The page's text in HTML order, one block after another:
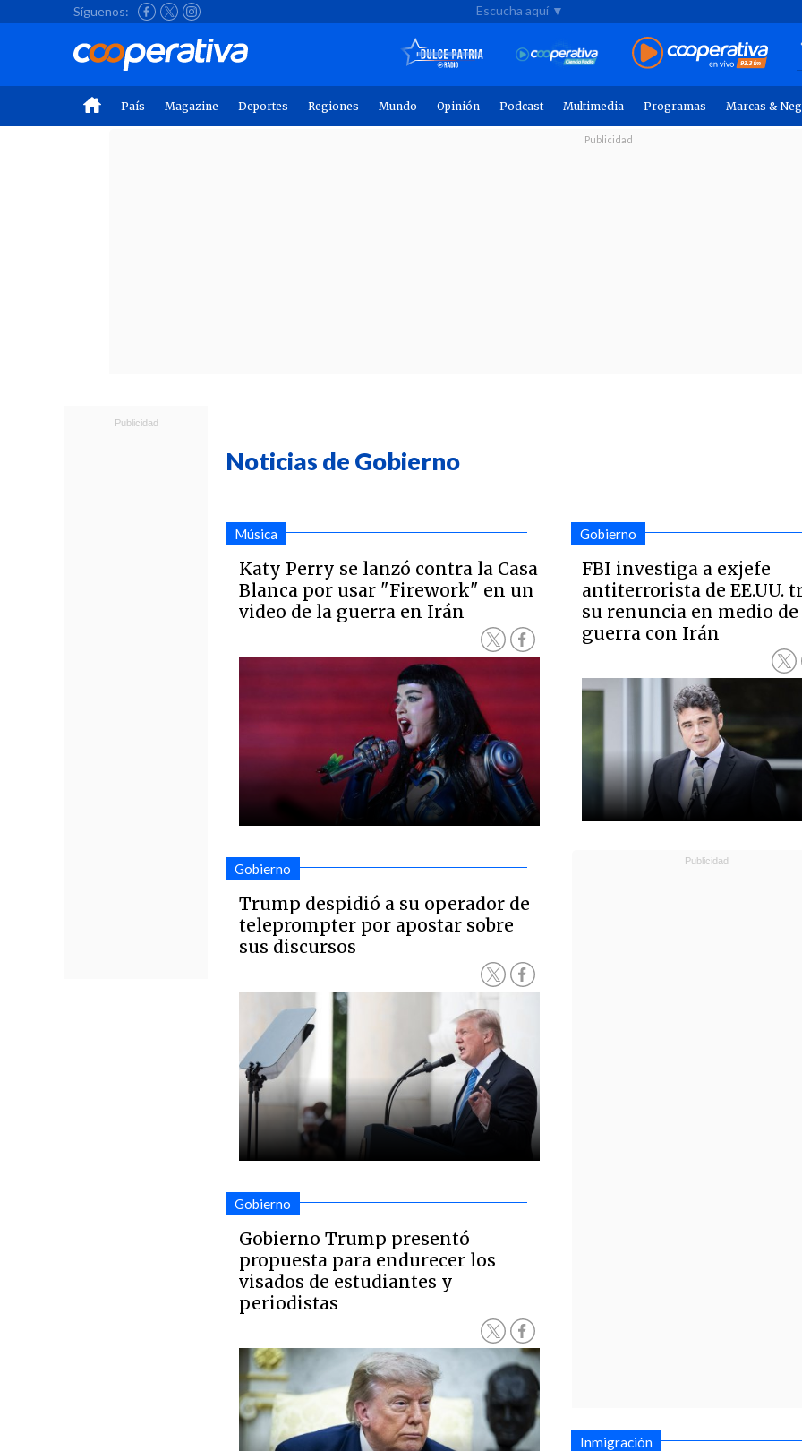
Síguenos: Escucha aquí ▼
País Magazine Deportes Regiones Mundo Opinión Podcast Multimedia Programas Marcas &
Noticias de Gobierno
Música
Katy Perry se lanzó contra la Casa
Blanca por usar "Firework" en un
video de la guerra en Irán
Gobierno
Trump despidió a su operador de
teleprompter por apostar sobre
sus discursos
Gobierno
Gobierno Trump presentó
propuesta para endurecer los
visados de estudiantes y
periodistas
Gobierno
FBI investiga a exjefe
antiterrorista de EE.UU.
su renuncia en medio de
guerra con Irán
Inmigración